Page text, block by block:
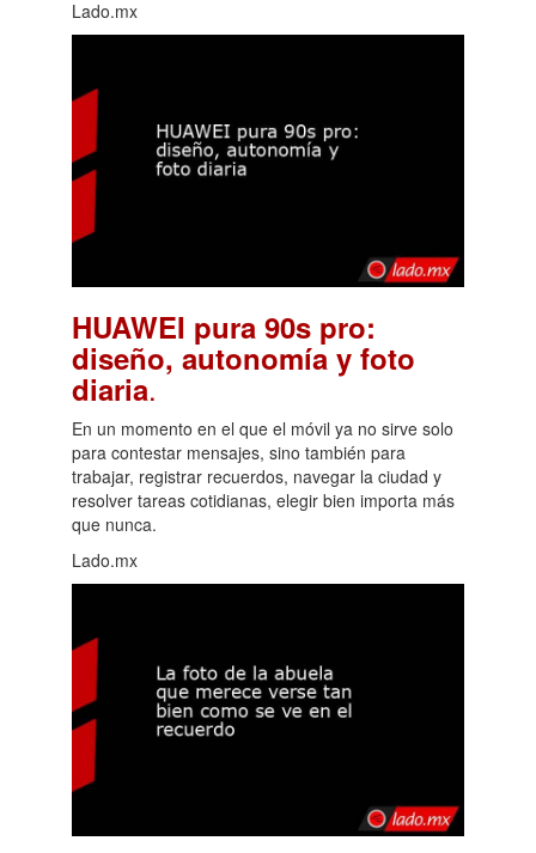
Lado.mx
HUAWEI pura 90s pro:
diseño, autonomía y foto
diaria.
En un momento en el que el móvil ya no sirve solo
para contestar mensajes, sino también para
trabajar, registrar recuerdos, navegar la ciudad y
resolver tareas cotidianas, elegir bien importa más
que nunca.
Lado.mx